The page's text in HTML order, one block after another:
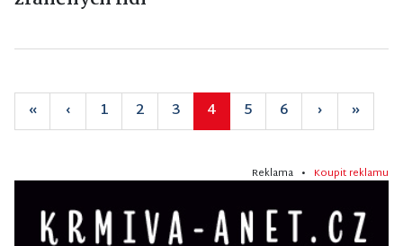
« ‹ 1 2 3 4 5 6 › »
Reklama • Koupit reklamu